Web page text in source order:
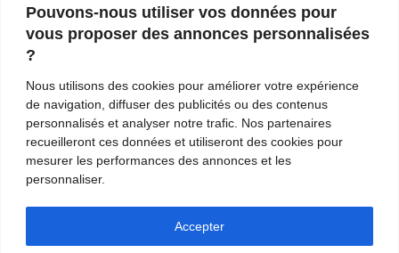
Pouvons-nous utiliser vos données pour
vous proposer des annonces personnalisées
?
Nous utilisons des cookies pour améliorer votre expérience
de navigation, diffuser des publicités ou des contenus
personnalisés et analyser notre trafic. Nos partenaires
recueilleront ces données et utiliseront des cookies pour
mesurer les performances des annonces et les
personnaliser.
Accepter
et de tendances. Notre équipe de journalistes vous
propose quotidiennement de suivre l'actualité en
France et à l'international.
Contactez-nous:contact@axonpost.com